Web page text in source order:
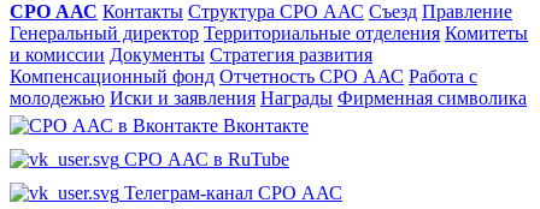
СРО ААС Контакты Структура СРО ААС Съезд Правление
Генеральный директор Территориальные отделения Комитеты
и комиссии Документы Стратегия развития
Компенсационный фонд Отчетность СРО ААС Работа с
молодежью Иски и заявления Награды Фирменная символика
Вконтакте
СРО ААС в RuTube
Телеграм-канал СРО ААС